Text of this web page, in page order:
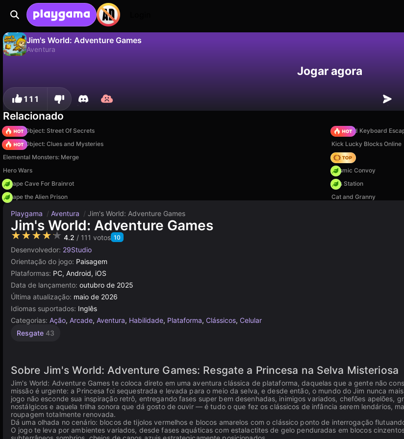
Jim's World: Adventure Games
Aventura
Jogar agora
111
Relacionado
Hidden Object: Street Of Secrets
+1 Speed Keyboard
Hidden Object: Clues and Mysteries
Kick Lucky Blocks Online
Elemental Monsters: Merge
Hedgies
Hero Wars
Cosmic Convoy
Escape Cave For Brainrot
Gas Station
Escape the Alien Prison
Cat and Granny
Playgama / Aventura / Jim's World: Adventure Games
Jim's World: Adventure Games
★★★★★ 4.2 / 111 votos 10
Desenvolvedor: 29Studio
Orientação do jogo: Paisagem
Plataformas: PC, Android, iOS
Data de lançamento: outubro de 2025
Última atualização: maio de 2026
Idiomas suportados: Inglês
Categorias: Ação, Arcade, Aventura, Habilidade, Plataforma, Clássicos, Celular
Resgate 43
Sobre Jim's World: Adventure Games: Resgate a Princesa na Selva Misteriosa
Jim's World: Adventure Games te coloca direto em uma aventura clássica de plataforma, daquelas que a gente não
missão é urgente: a Princesa foi sequestrada e levada para o meio da selva, e desde então, o mundo do Jim nunca
jogo não esconde sua inspiração retrô, entregando fases super bem desenhadas, inimigos variados, chefões apelões,
nostálgicos e aquela trilha sonora que dá gosto de ouvir — é tudo o que fez os clássicos de infância serem lendários,
roupagem totalmente renovada.
Dá uma olhada no cenário: blocos de tijolos vermelhos e blocos amarelos com o clássico ponto de interrogação
O jogo te leva por ambientes variados, desde fases aquáticas com estalactites de gelo penduradas em blocos